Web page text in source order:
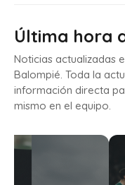
Última hora
Noticias actualizadas
Balompié. Toda la
información directa
mismo en el equipo.